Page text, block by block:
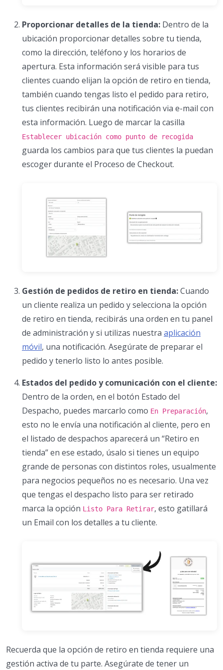
Proporcionar detalles de la tienda: Dentro de la
ubicación proporcionar detalles sobre tu tienda,
como la dirección, teléfono y los horarios de
apertura. Esta información será visible para tus
clientes cuando elijan la opción de retiro en tienda,
también cuando tengas listo el pedido para retiro,
tus clientes recibirán una notificación via e-mail con
esta información. Luego de marcar la casilla
Establecer ubicación como punto de recogida
guarda los cambios para que tus clientes la puedan
escoger durante el Proceso de Checkout.
Gestión de pedidos de retiro en tienda:Cuando
un cliente realiza un pedido y selecciona la opción
de retiro en tienda, recibirás una orden en tu panel
de administración y si utilizas nuestra aplicación
móvil, una notificación. Asegúrate de preparar el
pedido y tenerlo listo lo antes posible.
Estados del pedido y comunicación con el cliente:
Dentro de la orden, en el botón Estado del
Despacho, puedes marcarlo como En Preparación,
esto no le envía una notificación al cliente, pero en
el listado de despachos aparecerá un “Retiro en
tienda” en ese estado, úsalo si tienes un equipo
grande de personas con distintos roles, usualmente
para negocios pequeños no es necesario. Una vez
que tengas el despacho listo para ser retirado
marca la opción Listo Para Retirar, esto gatillará
un Email con los detalles a tu cliente.
Recuerda que la opción de retiro en tienda requiere una
gestión activa de tu parte. Asegúrate de tener un